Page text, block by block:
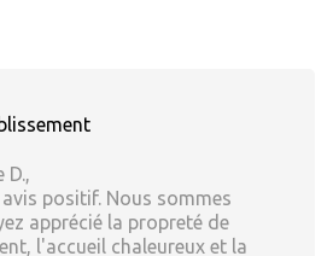
D.,
positif. Nous sommes
apprécié la propreté de
l'accueil chaleureux et la